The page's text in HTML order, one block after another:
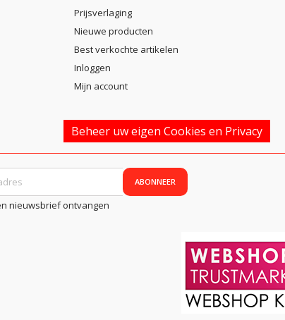
Prijsverlaging
Nieuwe producten
Best verkochte artikelen
Inloggen
Mijn account
Beheer uw eigen Cookies en Privacy
nieuwsbrief ontvangen